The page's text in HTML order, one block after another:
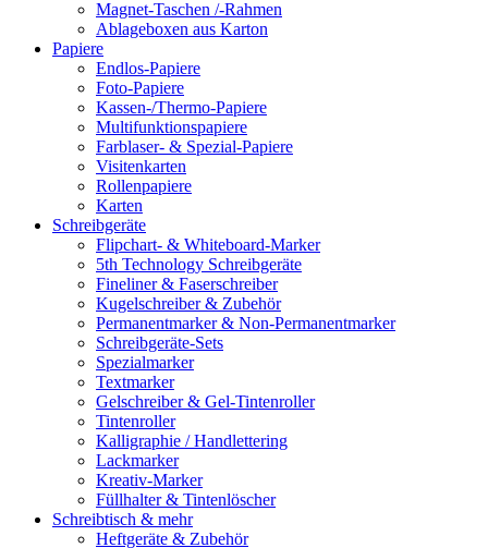
Magnet-Taschen /-Rahmen
Ablageboxen aus Karton
Papiere
Endlos-Papiere
Foto-Papiere
Kassen-/Thermo-Papiere
Multifunktionspapiere
Farblaser- & Spezial-Papiere
Visitenkarten
Rollenpapiere
Karten
Schreibgeräte
Flipchart- & Whiteboard-Marker
5th Technology Schreibgeräte
Fineliner & Faserschreiber
Kugelschreiber & Zubehör
Permanentmarker & Non-Permanentmarker
Schreibgeräte-Sets
Spezialmarker
Textmarker
Gelschreiber & Gel-Tintenroller
Tintenroller
Kalligraphie / Handlettering
Lackmarker
Kreativ-Marker
Füllhalter & Tintenlöscher
Schreibtisch & mehr
Heftgeräte & Zubehör